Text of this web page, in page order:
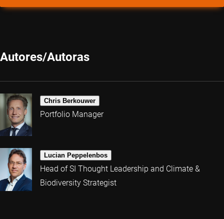
Autores/Autoras
Chris Berkouwer
Portfolio Manager
Lucian Peppelenbos
Head of SI Thought Leadership and Climate &
Biodiversity Strategist